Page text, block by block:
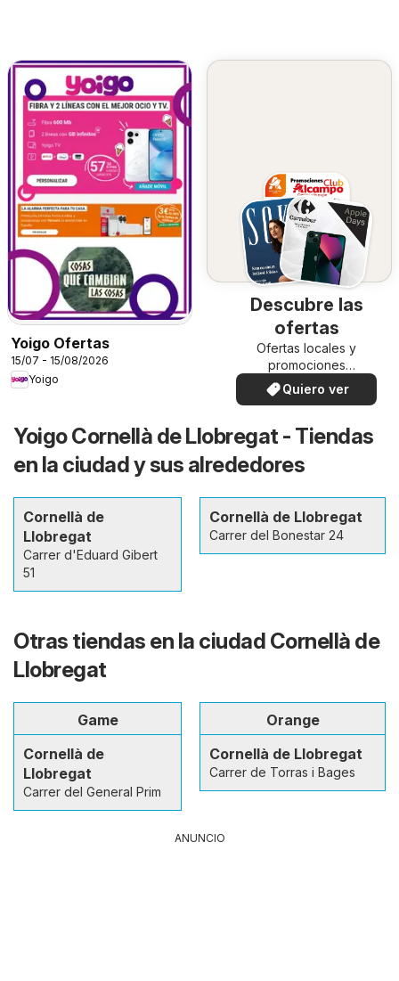
Yoigo Ofertas
15/07 - 15/08/2026
Yoigo
Descubre las
ofertas
Ofertas locales y
promociones
especiales.
Quiero ver
Yoigo Cornellà de Llobregat - Tiendas
en la ciudad y sus alrededores
Cornellà de
Llobregat
Carrer d'Eduard Gibert
51
Cornellà de Llobregat
Carrer del Bonestar 24
Otras tiendas en la ciudad Cornellà de
Llobregat
Game
Cornellà de
Llobregat
Carrer del General Prim
Orange
Cornellà de Llobregat
Carrer de Torras i Bages
ANUNCIO